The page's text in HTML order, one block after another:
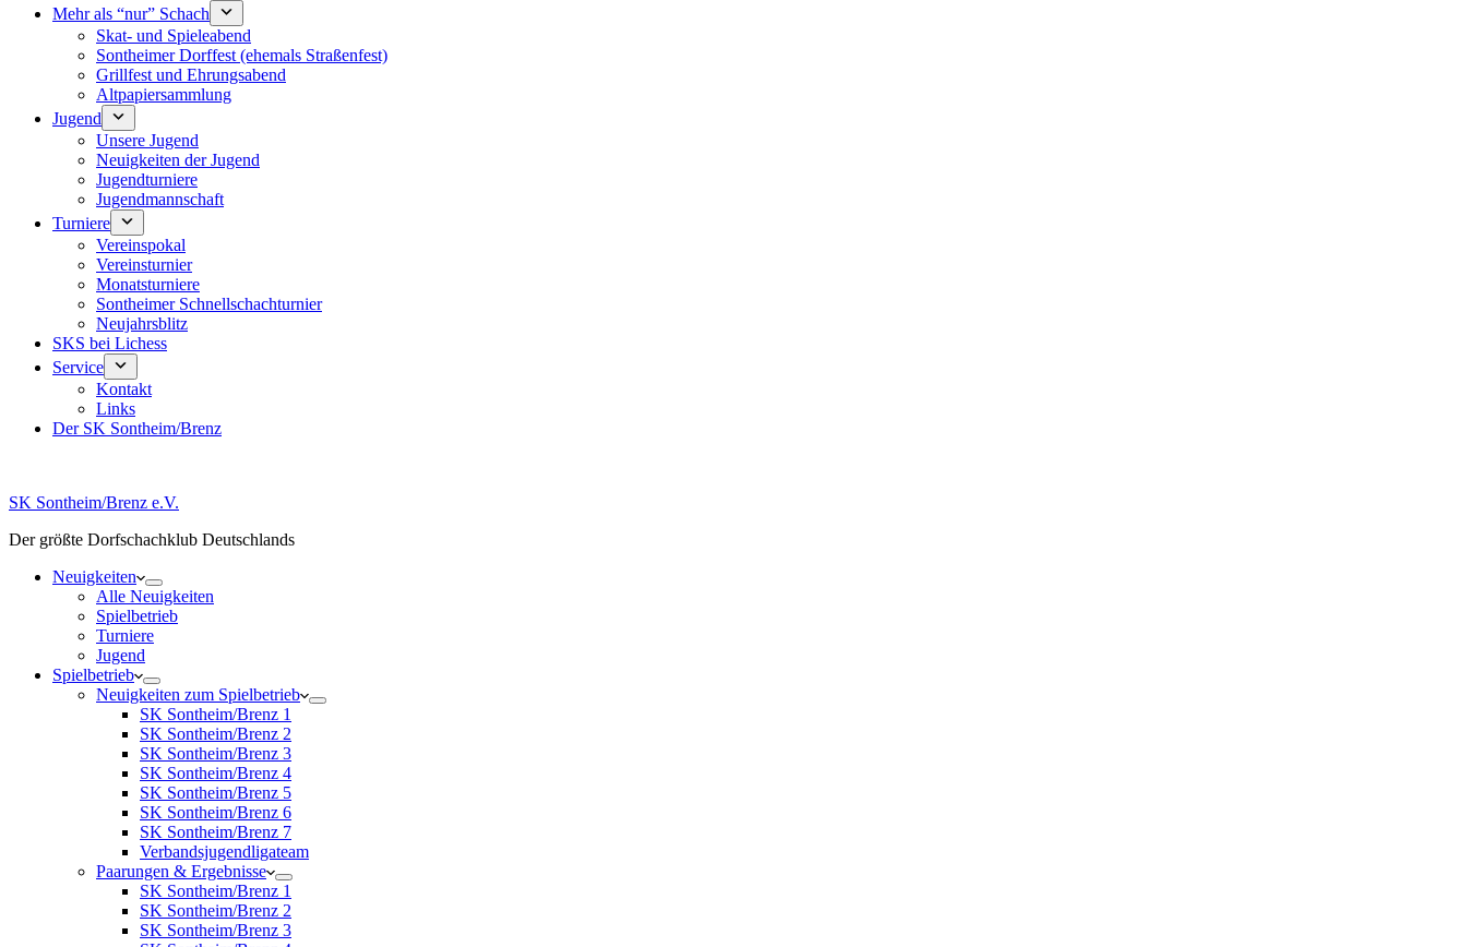
Mehr als “nur” Schach
Skat- und Spieleabend
Sontheimer Dorffest (ehemals Straßenfest)
Grillfest und Ehrungsabend
Altpapiersammlung
Jugend
Unsere Jugend
Neuigkeiten der Jugend
Jugendturniere
Jugendmannschaft
Turniere
Vereinspokal
Vereinsturnier
Monatsturniere
Sontheimer Schnellschachturnier
Neujahrsblitz
SKS bei Lichess
Service
Kontakt
Links
Der SK Sontheim/Brenz
SK Sontheim/Brenz e.V.
Der größte Dorfschachklub Deutschlands
Neuigkeiten
Alle Neuigkeiten
Spielbetrieb
Turniere
Jugend
Spielbetrieb
Neuigkeiten zum Spielbetrieb
SK Sontheim/Brenz 1
SK Sontheim/Brenz 2
SK Sontheim/Brenz 3
SK Sontheim/Brenz 4
SK Sontheim/Brenz 5
SK Sontheim/Brenz 6
SK Sontheim/Brenz 7
Verbandsjugendligateam
Paarungen & Ergebnisse
SK Sontheim/Brenz 1
SK Sontheim/Brenz 2
SK Sontheim/Brenz 3